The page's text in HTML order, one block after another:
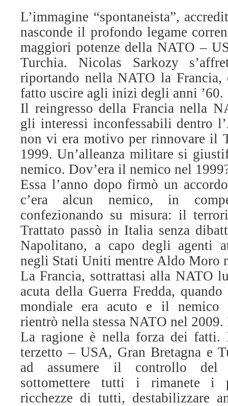
L’immagine “spontaneista”,
nasconde il profondo legame
maggiori potenze della NATO –
Turchia. Nicolas Sarkozy
riportando nella NATO la Francia,
fatto uscire agli inizi degli anni ’60.
Il reingresso della Francia nella
gli interessi inconfessabili dentro
non vi era motivo per rinnovare il
1999. Un’alleanza militare si
nemico. Dov’era il nemico nel
Essa l’anno dopo firmò un
c’era alcun nemico, in
confezionando su misura: il
Trattato passò in Italia senza
Napolitano, a capo degli agenti
negli Stati Uniti mentre Aldo Moro
La Francia, sottrattasi alla NATO
acuta della Guerra Fredda,
mondiale era acuto e il nemico
rientrò nella stessa NATO nel 2009.
La ragione è nella forza dei
terzetto – USA, Gran Bretagna e
ad assumere il controllo del
sottomettere tutti i rimanete i
ricchezze di tutti, destabilizzare